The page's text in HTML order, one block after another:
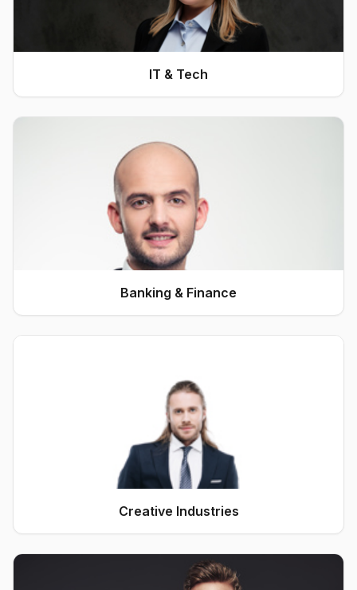
IT & Tech
Banking & Finance
Creative Industries